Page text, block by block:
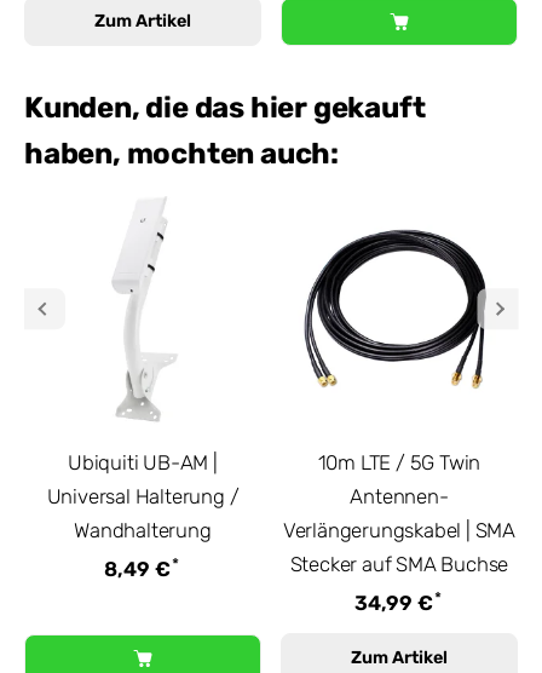
Zum Artikel
Kunden, die das hier gekauft
haben, mochten auch:
Ubiquiti UB-AM |
Universal Halterung /
Wandhalterung
8,49 €*
10m LTE / 5G Twin
Antennen-
Verlängerungskabel | SMA
Stecker auf SMA Buchse
34,99 €*
Zum Artikel